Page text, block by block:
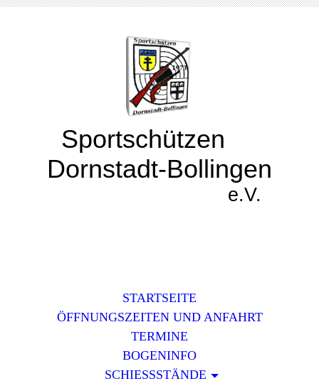
Sportschützen
Dornstadt-Bollingen
e.V.
STARTSEITE
ÖFFNUNGSZEITEN UND ANFAHRT
TERMINE
BOGENINFO
SCHIESSSTÄNDE